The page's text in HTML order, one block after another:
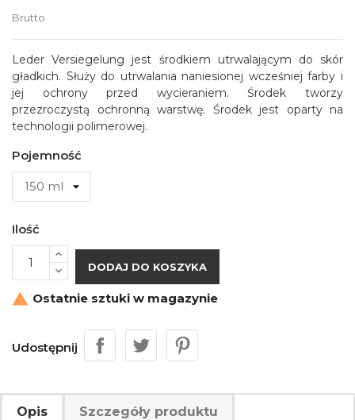
Brutto
Leder Versiegelung jest środkiem utrwalającym do skór
gładkich. Służy do utrwalania naniesionej wcześniej farby i
jej ochrony przed wycieraniem. Środek tworzy
przezroczystą ochronną warstwę. Środek jest oparty na
technologii polimerowej.
Pojemność
Ilość
DODAJ DO KOSZYKA
 Ostatnie sztuki w magazynie
Udostępnij
Opis Szczegóły produktu